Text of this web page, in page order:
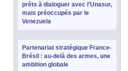
prêts à dialoguer avec l'Unasur,
mais préoccupés par le
Venezuela
Partenariat stratégique France-
Brésil : au-delà des armes, une
ambition globale